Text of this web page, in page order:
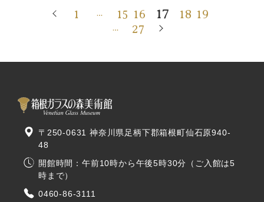
1 … 15 16 17 18 19
… 27
〒250-0631 神奈川県足柄下郡箱根町仙石原940-
48
開館時間：午前10時から午後5時30分（ご入館は5
時まで）
0460-86-3111